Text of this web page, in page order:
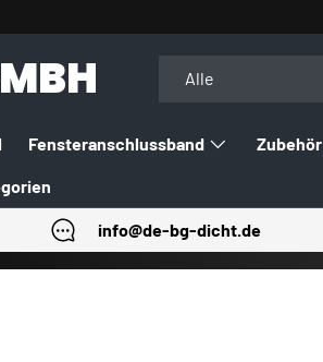
Alle
Fensteranschlussband Zubehör
info@de-bg-dicht.de